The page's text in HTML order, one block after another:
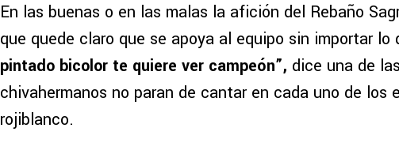
En las buenas o en las malas la afición del Rebaño
que quede claro que se apoya al equipo sin importar lo
pintado bicolor te quiere ver campeón”, dice una de
chivahermanos no paran de cantar en cada uno de los
rojiblanco.